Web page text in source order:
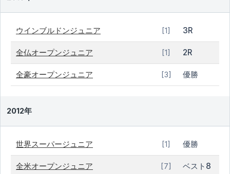
ウインブルドンジュニア [1] 3R
全仏オープンジュニア [1] 2R
全豪オープンジュニア [3] 優勝
2012年
世界スーパージュニア [1] 優勝
全米オープンジュニア [7] ベスト8